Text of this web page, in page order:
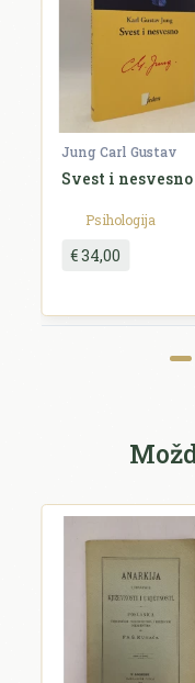
Ocjena *
Komentar *
Jung Carl Gustav
Svest i nesvesno
Psihologija
€ 34,00